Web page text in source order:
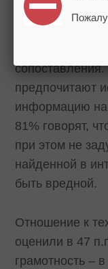
понятием
предпочитают
информацию на
81% говорят,
при этом не
найденной в
быть вредной.
Отношение к
оценили в 47
грамотность –